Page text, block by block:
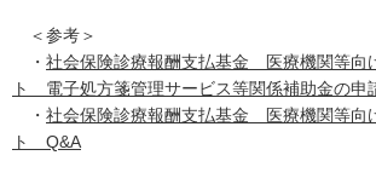
＜参考＞
・ 社会保険診療報酬支払基金 医療機関等向
ト 電子処方箋管理サービス等関係補助金の申
・ 社会保険診療報酬支払基金 医療機関等向
ト Q&A